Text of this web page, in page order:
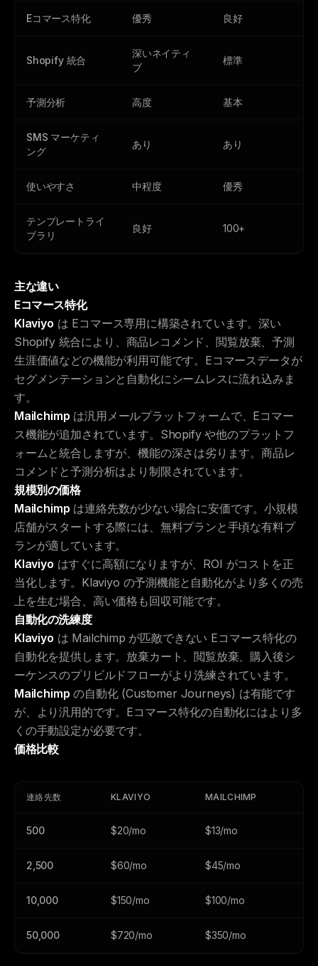
Eコマース特化 優秀 良好
Shopify 統合
深いネイティ
ブ
標準
予測分析 高度 基本
SMS マーケティ
ング
あり あり
使いやすさ 中程度 優秀
テンプレートライ
ブラリ
良好 100+
主な違い
Eコマース特化
Klaviyo は Eコマース専用に構築されています。深い
Shopify 統合により、商品レコメンド、閲覧放棄、予測
生涯価値などの機能が利用可能です。Eコマースデータが
セグメンテーションと自動化にシームレスに流れ込みま
す。
Mailchimp は汎用メールプラットフォームで、Eコマー
ス機能が追加されています。Shopify や他のプラットフ
ォームと統合しますが、機能の深さは劣ります。商品レ
コメンドと予測分析はより制限されています。
規模別の価格
Mailchimp は連絡先数が少ない場合に安価です。小規模
店舗がスタートする際には、無料プランと手頃な有料プ
ランが適しています。
Klaviyo はすぐに高額になりますが、ROI がコストを正
当化します。Klaviyo の予測機能と自動化がより多くの売
上を生む場合、高い価格も回収可能です。
自動化の洗練度
Klaviyo は Mailchimp が匹敵できない Eコマース特化の
自動化を提供します。放棄カート、閲覧放棄、購入後シ
ーケンスのプリビルドフローがより洗練されています。
Mailchimp の自動化 (Customer Journeys) は有能です
が、より汎用的です。Eコマース特化の自動化にはより多
くの手動設定が必要です。
価格比較
連絡先数 KLAVIYO MAILCHIMP
500 $20/mo $13/mo
2,500 $60/mo $45/mo
10,000 $150/mo $100/mo
50,000 $720/mo $350/mo